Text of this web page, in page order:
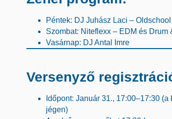
Péntek: DJ Juhász Laci –
Szombat: Niteflexx – EDM és Drum
Vasárnap: DJ Antal Imre
Versenyző
Időpont: Január 31., 17:00–17:30 (a
jégen)